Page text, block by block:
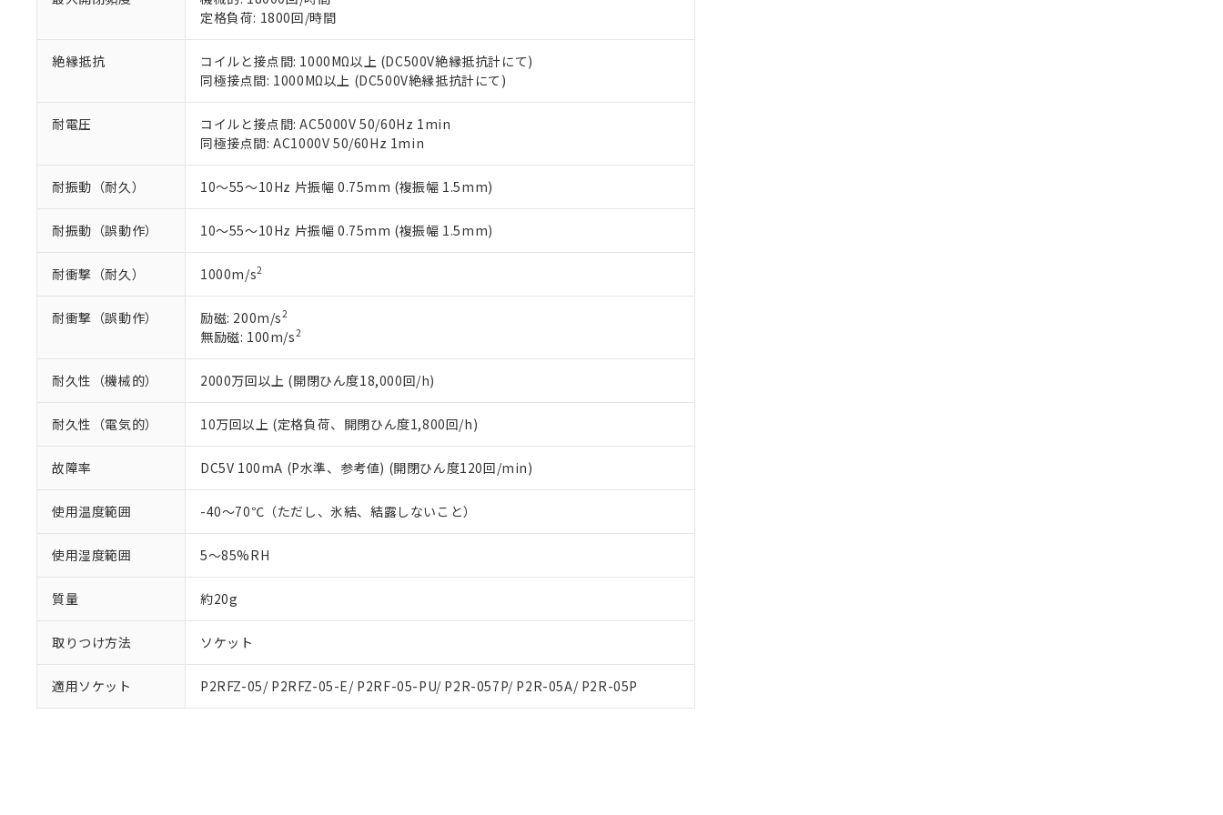
定格負荷: 1800回/時間
絶縁抵抗
コイルと接点間: 1000MΩ以上 (DC500V絶縁抵抗計にて)
同極接点間: 1000MΩ以上 (DC500V絶縁抵抗計にて)
耐電圧
コイルと接点間: AC5000V 50/60Hz 1min
同極接点間: AC1000V 50/60Hz 1min
耐振動（耐久） 10～55～10Hz 片振幅 0.75mm (複振幅 1.5mm)
耐振動（誤動作） 10～55～10Hz 片振幅 0.75mm (複振幅 1.5mm)
耐衝撃（耐久） 1000m/s2
耐衝撃（誤動作） 励磁: 200m/s2
無励磁: 100m/s2
耐久性（機械的） 2000万回以上 (開閉ひん度18,000回/h)
耐久性（電気的） 10万回以上 (定格負荷、開閉ひん度1,800回/h)
故障率 DC5V 100mA (P水準、参考値) (開閉ひん度120回/min)
使用温度範囲 -40～70℃（ただし、氷結、結露しないこと）
使用湿度範囲 5～85%RH
質量 約20g
取りつけ方法 ソケット
適用ソケット P2RFZ-05/ P2RFZ-05-E/ P2RF-05-PU/ P2R-057P/ P2R-05A/ P2R-05P
お客様が当ウェブサイト上で当社にご登録された部品リストについて、当社および当社の共同利用者
が、当社の製品・サービスに関するお客様との取引・商談に必要な範囲で利用することをご了承くだ
さい。
※当社の共同利用者とは、"個人情報の共同利用に関して"
いる法人を指します。
※3 非含有証明書ダウンロード
EU RoHS指令（10物質）の非含有証明書
51物質の非含有証明書（当社基準）
※本証明書は発行日時点で非含有を証明するもので、過去に遡って非含有を証明するものではありません。
また、RoHS指令のフタル酸エステル類４物質の対応では、対応完了までの期間は出荷製品に未対応品が
混在することから備考欄に対応日を記載しておりました。
既に当社にて対応品への在庫切替を完了していることから、特段のことがない限り、2022年1月12日よ
り割愛しております。
「－」：未確認です。当社販売部門へお問い合わせください。
白